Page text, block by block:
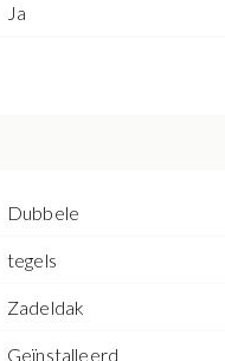
Ja
Dubbele
tegels
Zadeldak
Geïnstalleerd